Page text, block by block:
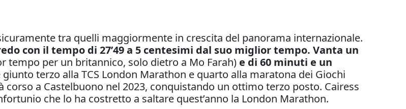
tra quelli maggiormente in crescita del panorama internazionale.
con il tempo di 27’49 a 5 centesimi dal suo miglior tempo. Vanta un
tempo per un britannico, solo dietro a Mo Farah) e di 60 minuti e un
terzo alla TCS London Marathon e quarto alla maratona dei Giochi
a Castelbuono nel 2023, conquistando un ottimo terzo posto. Cairess
che lo ha costretto a saltare quest’anno la London Marathon.